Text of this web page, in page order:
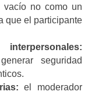
vacío no como un
que el participante
seguridad
el moderador